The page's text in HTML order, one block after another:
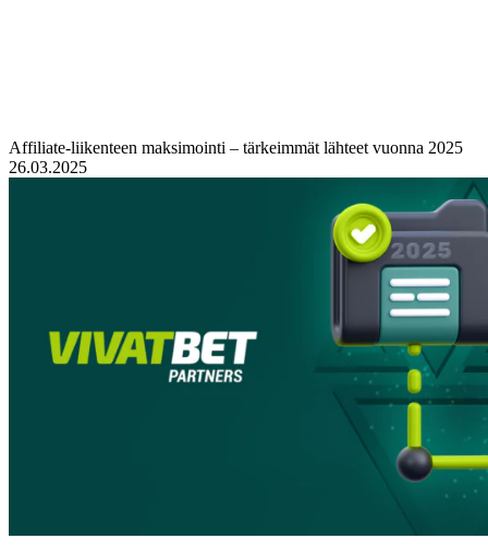
Affiliate-liikenteen maksimointi – tärkeimmät lähteet vuonna 2025
26.03.2025